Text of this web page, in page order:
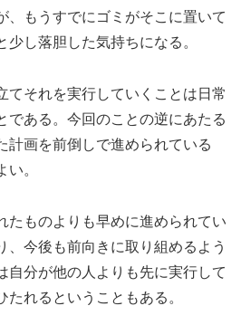
、もうすでにゴミがそこに置いて
し落胆した気持ちになる。
てそれを実行していくことは日常
である。今回のことの逆にあたる
計画を前倒しで進められている
。
たものよりも早めに進められてい
、今後も前向きに取り組めるよう
自分が他の人よりも先に実行して
れるということもある。